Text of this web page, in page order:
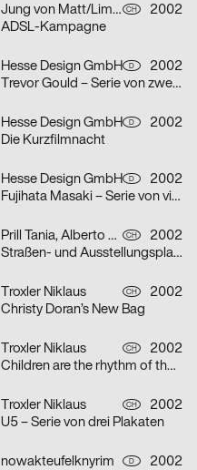
Jung von Matt/Limmat AG CH
2002
ADSL-Kampagne
Hesse Design GmbH D
2002
Trevor Gould – Serie von zwei Plakaten
Hesse Design GmbH D
2002
Die Kurzfilmnacht
Hesse Design GmbH D
2002
Fujihata Masaki – Serie von vier Plakaten
Prill Tania, Alberto Vieceli CH
2002
Straßen- und Ausstellungsplakate: Stand der Dinge: Neustes Wohnen in Zürich – Serie von sechs Plakaten
Troxler Niklaus CH
2002
Christy Doran’s New Bag
Troxler Niklaus CH
2002
Children are the rhythm of the world
Troxler Niklaus CH
2002
U5 – Serie von drei Plakaten
nowakteufelknyrim D
2002